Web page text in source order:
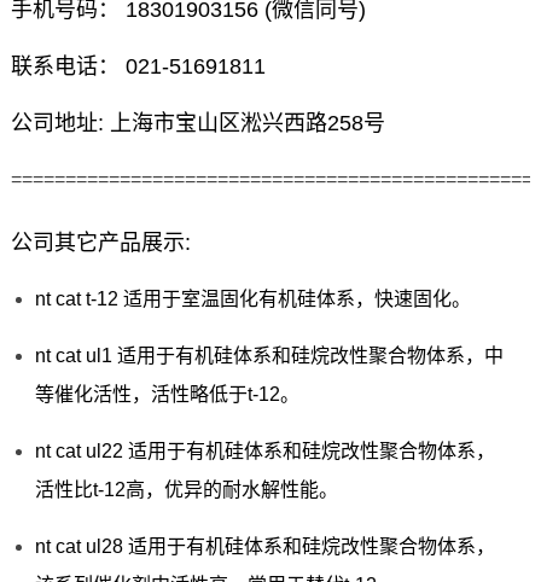
手机号码： 18301903156 (微信同号)
联系电话： 021-51691811
公司地址: 上海市宝山区淞兴西路258号
公司其它产品展示:
nt cat t-12 适用于室温固化有机硅体系，快速固化。
nt cat ul1 适用于有机硅体系和硅烷改性聚合物体系，中
等催化活性，活性略低于t-12。
nt cat ul22 适用于有机硅体系和硅烷改性聚合物体系，
活性比t-12高，优异的耐水解性能。
nt cat ul28 适用于有机硅体系和硅烷改性聚合物体系，